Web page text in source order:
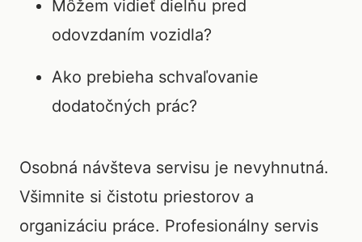
Môžem vidieť dielňu pred
odovzdaním vozidla?
Ako prebieha schvaľovanie
dodatočných prác?
Osobná návšteva servisu je nevyhnutná.
Všimnite si čistotu priestorov a
organizáciu práce. Profesionálny servis